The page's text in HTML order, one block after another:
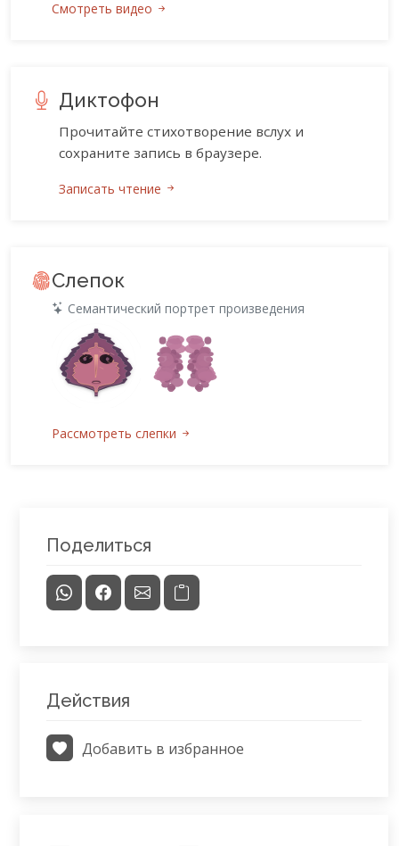
Смотреть видео
Диктофон
Прочитайте стихотворение вслух и
сохраните запись в браузере.
Записать чтение
Слепок
Семантический портрет произведения
Рассмотреть слепки
Поделиться
Действия
Добавить в избранное